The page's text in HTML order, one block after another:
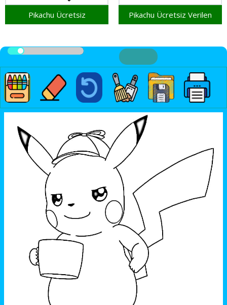
Pikachu Ücretsiz Pikachu Ücretsiz Verilen